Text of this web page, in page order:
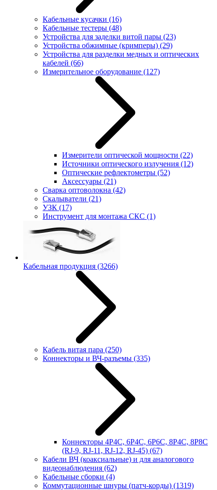
Кабельные кусачки (16)
Кабельные тестеры (48)
Устройства для заделки витой пары (23)
Устройства обжимные (кримперы) (29)
Устройства для разделки медных и оптических
кабелей (66)
Измерительное оборудование (127)
Измерители оптической мощности (22)
Источники оптического излучения (12)
Оптические рефлектометры (52)
Аксессуары (21)
Сварка оптоволокна (42)
Скалыватели (21)
УЗК (17)
Инструмент для монтажа СКС (1)
Кабельная продукция (3266)
Кабель витая пара (250)
Коннекторы и ВЧ-разъемы (335)
Коннекторы 4P4C, 6P4C, 6P6C, 8P4C, 8P8C
(RJ-9, RJ-11, RJ-12, RJ-45) (67)
Кабели ВЧ (коаксиальные) и для аналогового
видеонаблюдения (62)
Кабельные сборки (4)
Коммутационные шнуры (патч-корды) (1319)